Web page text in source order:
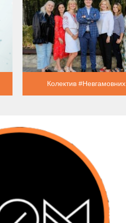
Колектив #Невгамовних